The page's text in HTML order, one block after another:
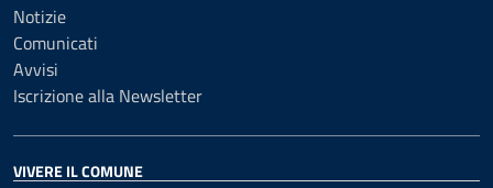
Notizie
Comunicati
Avvisi
Iscrizione alla Newsletter
VIVERE IL COMUNE